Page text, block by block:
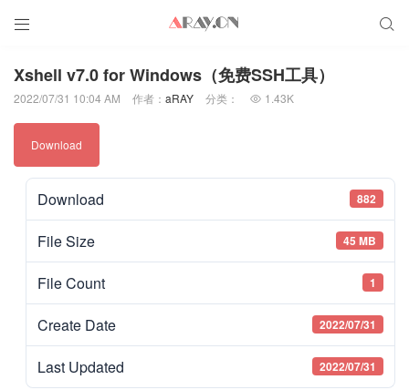
 
Xshell v7.0 for Windows（免费SSH工具）
2022/07/31 10:04 AM 作者： aRAY 分类：  1.43K
Download
Download 882
File Size 45 MB
File Count 1
Create Date 2022/07/31
Last Updated 2022/07/31